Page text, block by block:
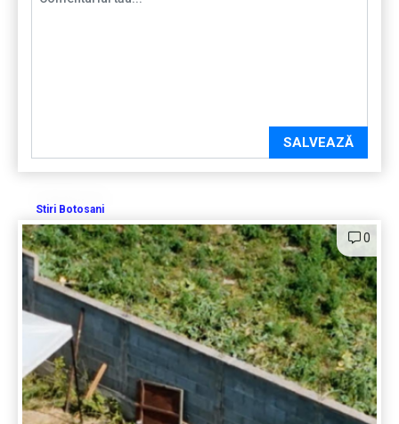
SALVEAZĂ
Stiri Botosani
0